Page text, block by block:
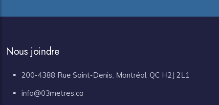
Nous joindre
200-4388 Rue Saint-Denis, Montréal, QC H2J 2L1
info@03metres.ca